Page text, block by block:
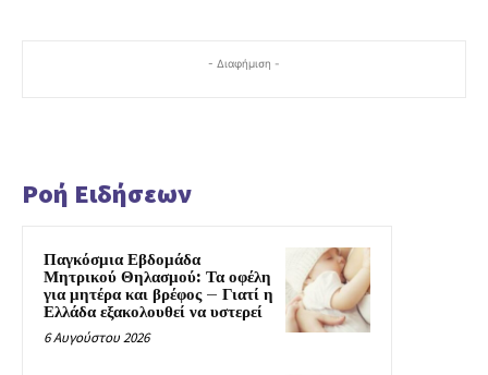
- Διαφήμιση -
Ροή Ειδήσεων
Παγκόσμια Εβδομάδα
Μητρικού Θηλασμού: Τα οφέλη
για μητέρα και βρέφος – Γιατί η
Ελλάδα εξακολουθεί να υστερεί
6 Αυγούστου 2026